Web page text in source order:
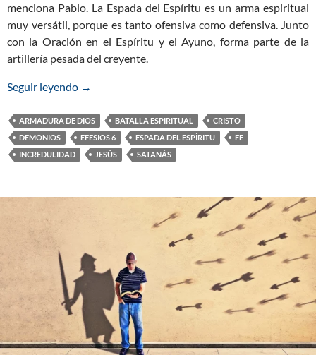
menciona Pablo. La Espada del Espíritu es un arma espiritual
muy versátil, porque es tanto ofensiva como defensiva. Junto
con la Oración en el Espíritu y el Ayuno, forma parte de la
artillería pesada del creyente.
Seguir leyendo La Espada del Espíritu de la Armadura de Dios
→
ARMADURA DE DIOS BATALLA ESPIRITUAL
CRISTO
DEMONIOS
EFESIOS 6 ESPADA DEL ESPÍRITU
FE
INCREDULIDAD
JESÚS SATANÁS